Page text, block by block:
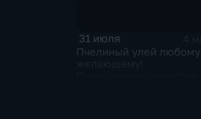
31 июля
Пчелиный улей любому